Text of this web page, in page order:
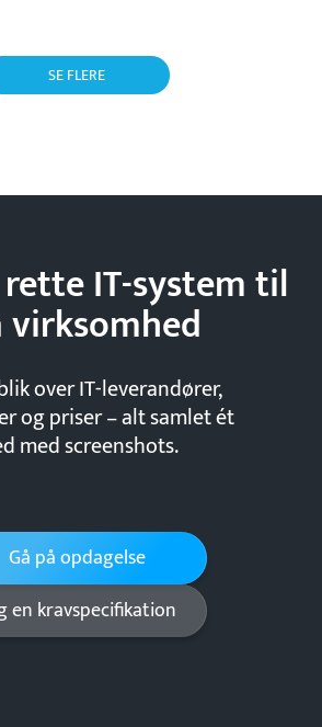
SE FLERE
IT-system til
virksomhed
over IT-leverandører,
og priser – alt samlet ét
med screenshots.
Gå på opdagelse
en kravspecifikation